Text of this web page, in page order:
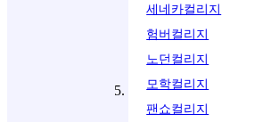
SGIC
KAPLAN
CLLC 오타와,토론토 캠
QC 주 - 몬트리올
빅토리아교육청
사니치교육청
파월리버교육청
코목스밸리교육청
버논교육청
세네카컬리지
험버컬리지
노던컬리지
모학컬리지
팬쇼컬리지